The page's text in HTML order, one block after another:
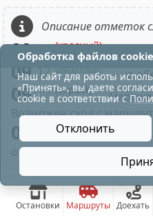
Остановки Маршруты Доехать
Описание отметок
09 12(красный) - в парк;
09 12 (зелёный) - на
09 12(серый)
-
Возможен сход с
09
- Нажатие на
отображает время по
движение трамваев
Обработка файлов cookie
Наш сайт для работы
«Принять», вы даете
cookie в соответствии с
Отклонить